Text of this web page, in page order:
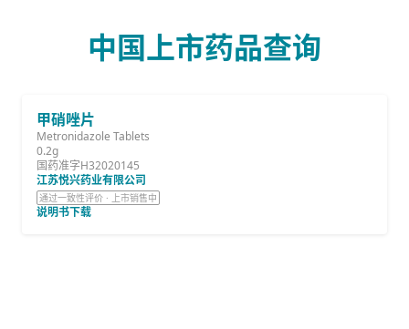
中国上市药品查询
甲硝唑片
Metronidazole Tablets
0.2g
国药准字H32020145
江苏悦兴药业有限公司
通过一致性评价 · 上市销售中
说明书下载